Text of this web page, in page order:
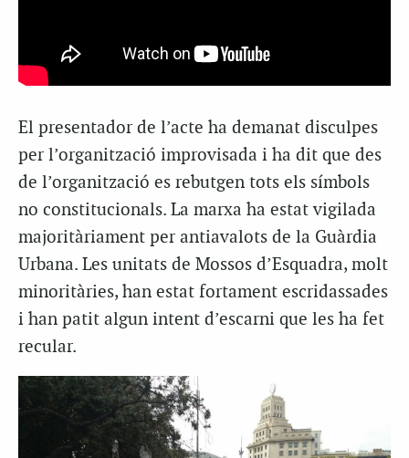
El presentador de l’acte ha demanat disculpes
per l’organització improvisada i ha dit que des
de l’organització es rebutgen tots els símbols
no constitucionals. La marxa ha estat vigilada
majoritàriament per antiavalots de la Guàrdia
Urbana. Les unitats de Mossos d’Esquadra, molt
minoritàries, han estat fortament escridassades
i han patit algun intent d’escarni que les ha fet
recular.